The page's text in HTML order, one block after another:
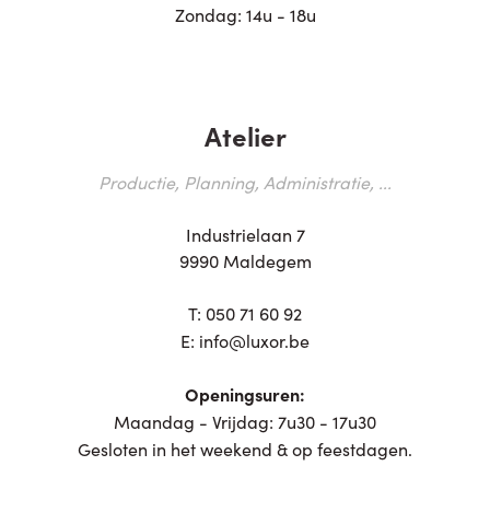
Zondag: 14u - 18u
Atelier
Productie, Planning, Administratie, ...
Industrielaan 7
9990 Maldegem
T: 050 71 60 92
E: info@luxor.be
Openingsuren:
Maandag - Vrijdag: 7u30 - 17u30
Gesloten in het weekend & op feestdagen.